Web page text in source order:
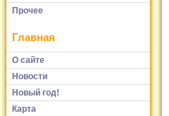
Прочее
Главная
О сайте
Новости
Новый год!
Карта